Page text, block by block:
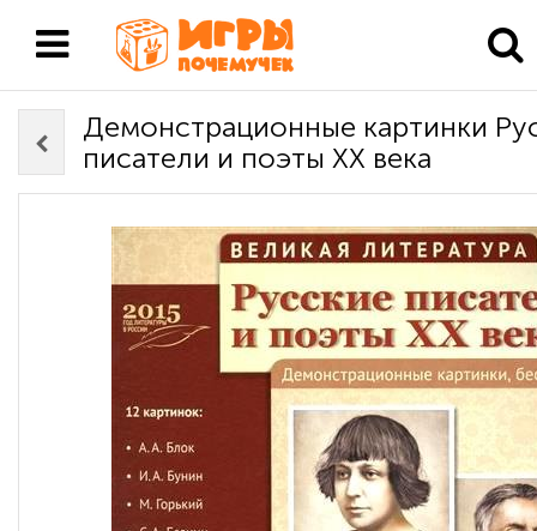
Демонстрационные картинки
писатели и поэты ХХ века